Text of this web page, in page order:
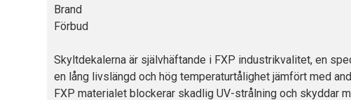
Brand
Förbud
Skyltdekalerna är självhäftande i FXP industrikvalitet, en
en lång livslängd och hög temperaturtålighet jämfört med
FXP materialet blockerar skadlig UV-strålning och skyddar